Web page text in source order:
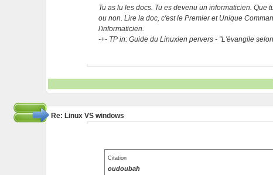
Tu as lu les docs. Tu es devenu un informaticien. Que
ou non. Lire la doc, c'est le Premier et Unique
l'informaticien.
-+- TP in: Guide du Linuxien pervers - "L'évangile
Re: Linux VS windows
Citation
oudoubah